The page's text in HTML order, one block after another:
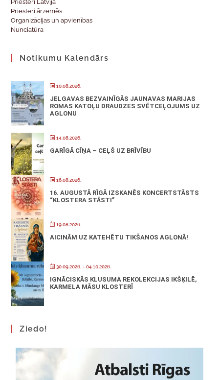
Priesteri Latvijā
Priesteri ārzemēs
Organizācijas un apvienības
Nunciatūra
Notikumu Kalendārs
10.08.2026.
JELGAVAS BEZVAINĪGĀS JAUNAVAS MARIJAS
ROMAS KATOĻU DRAUDZES SVĒTCEĻOJUMS UZ
AGLONU
14.08.2026.
GARĪGĀ CĪŅA – CEĻŠ UZ BRĪVĪBU
16.08.2026.
16. AUGUSTĀ RĪGĀ IZSKANĒS KONCERTSTĀSTS
“KLOSTERA STĀSTI”
19.08.2026.
AICINĀM UZ KATEHĒTU TIKŠANOS AGLONĀ!
30.09.2026. - 04.10.2026.
IGNĀCISKĀS KLUSUMA REKOLEKCIJAS IKŠĶILĒ,
KARMELA MĀSU KLOSTERĪ
Ziedo!